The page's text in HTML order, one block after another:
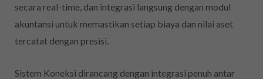
secara real-time, dan integrasi langsung dengan modul
akuntansi untuk memastikan setiap biaya dan nilai aset
tercatat dengan presisi.
Sistem Koneksi dirancang dengan integrasi penuh antar